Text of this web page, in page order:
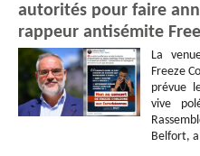
autorités pour faire
rappeur antisémite
La
Freeze
prévue
vive
Belfort,